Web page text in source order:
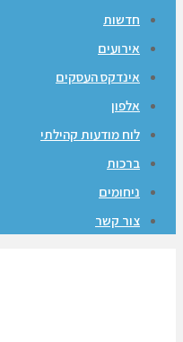
חדשות
אירועים
אינדקס העסקים
אלפון
לוח מודעות קהילתי
ברכות
ניחומים
צור קשר